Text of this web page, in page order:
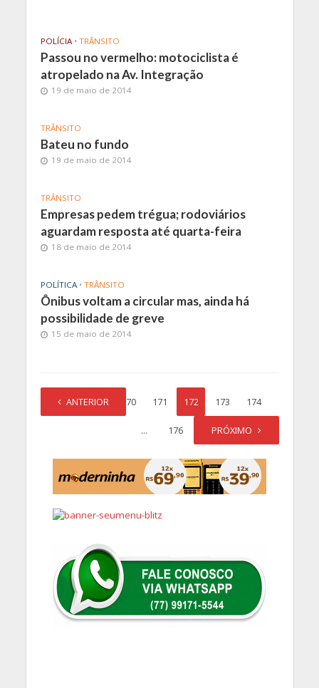
POLÍCIA • TRÂNSITO
Passou no vermelho: motociclista é
atropelado na Av. Integração
19 de maio de 2014
TRÂNSITO
Bateu no fundo
19 de maio de 2014
TRÂNSITO
Empresas pedem trégua; rodoviários
aguardam resposta até quarta-feira
18 de maio de 2014
POLÍTICA • TRÂNSITO
Ônibus voltam a circular mas, ainda há
possibilidade de greve
15 de maio de 2014
ANTERIOR
1 … 170 171 172 173 174
… 176 PRÓXIMO